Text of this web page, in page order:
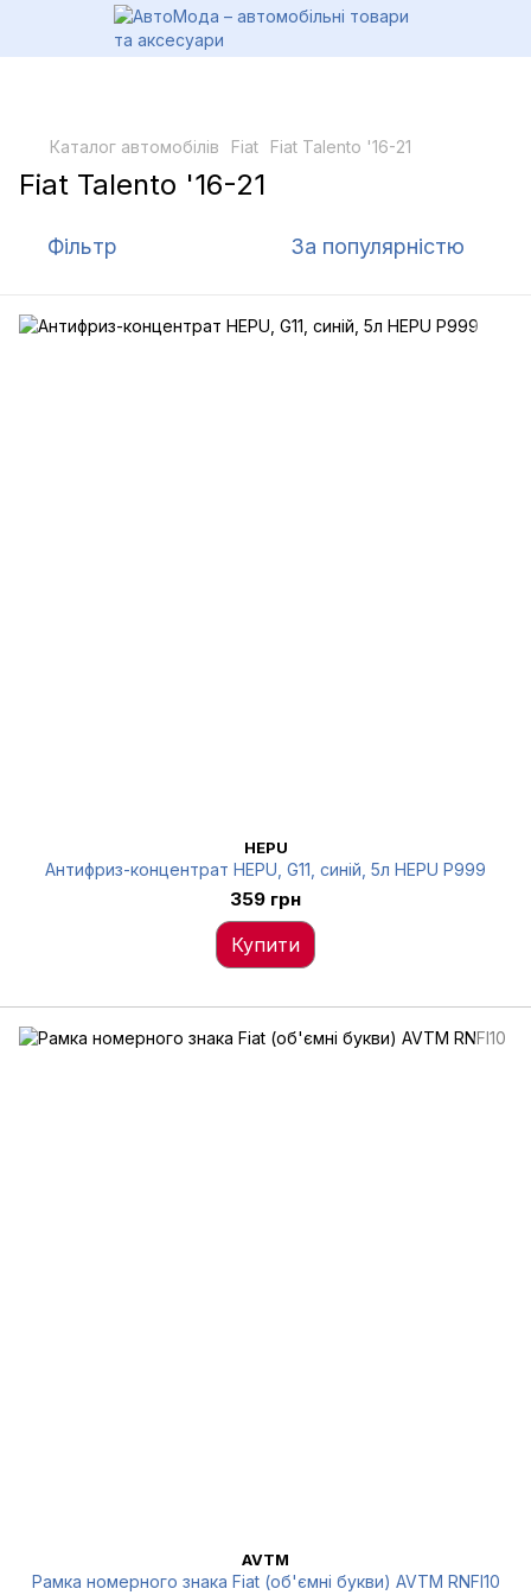
Каталог автомобілів Fiat Fiat Talento '16-21
Fiat Talento '16-21
Фільтр За популярністю
HEPU
Антифриз-концентрат HEPU, G11, синій, 5л HEPU P999
359 грн
Купити
AVTM
Рамка номерного знака Fiat (об'ємні букви) AVTM RNFI10